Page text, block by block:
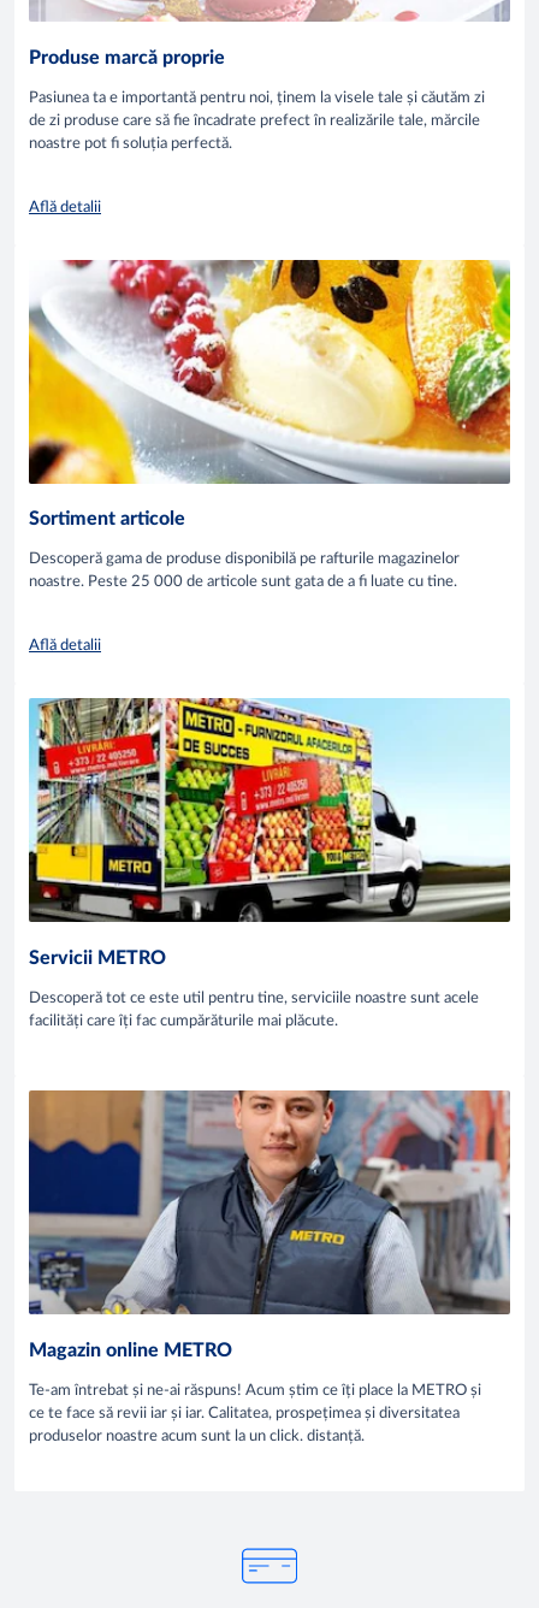
Produse marcă proprie
Pasiunea ta e importantă pentru noi, ținem la visele tale și căutăm zi
de zi produse care să fie încadrate prefect în realizările tale, mărcile
noastre pot fi soluția perfectă.
Află detalii
Sortiment articole
Descoperă gama de produse disponibilă pe rafturile magazinelor
noastre. Peste 25 000 de articole sunt gata de a fi luate cu tine.
Află detalii
Servicii METRO
Descoperă tot ce este util pentru tine, serviciile noastre sunt acele
facilități care îți fac cumpărăturile mai plăcute.
Magazin online METRO
Te-am întrebat și ne-ai răspuns! Acum știm ce îți place la METRO și
ce te face să revii iar și iar. Calitatea, prospețimea și diversitatea
produselor noastre acum sunt la un click. distanță.